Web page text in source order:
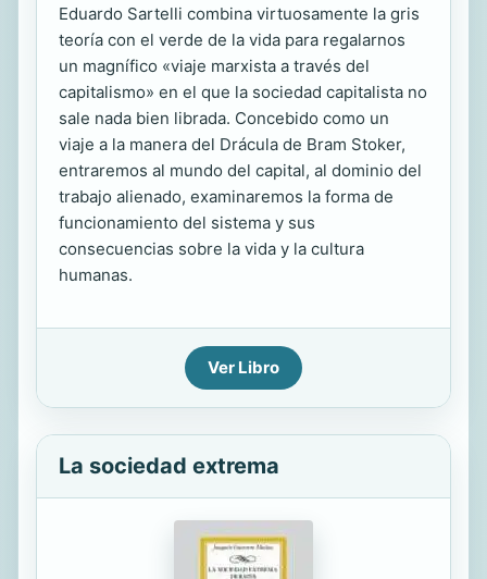
Eduardo Sartelli combina virtuosamente la gris
teoría con el verde de la vida para regalarnos
un magnífico «viaje marxista a través del
capitalismo» en el que la sociedad capitalista no
sale nada bien librada. Concebido como un
viaje a la manera del Drácula de Bram Stoker,
entraremos al mundo del capital, al dominio del
trabajo alienado, examinaremos la forma de
funcionamiento del sistema y sus
consecuencias sobre la vida y la cultura
humanas.
Ver Libro
La sociedad extrema